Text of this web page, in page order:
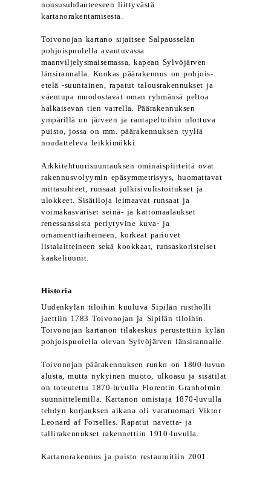
noususuhdanteeseen liittyvästä
kartanorakentamisesta.
Toivonojan kartano sijaitsee Salpausselän
pohjoispuolella avautuvassa
maanviljelysmaisemassa, kapean Sylvöjärven
länsirannalla. Kookas päärakennus on pohjois-
etelä -suuntainen, rapatut talousrakennukset ja
väentupa muodostavat oman ryhmänsä peltoa
halkaisevan tien varrella. Päärakennuksen
ympärillä on järveen ja rantapeltoihin ulottuva
puisto, jossa on mm. päärakennuksen tyyliä
noudatteleva leikkimökki.
Arkkitehtuurisuuntauksen ominaispiirteitä ovat
rakennusvolyymin epäsymmetrisyys, huomattavat
mittasuhteet, runsaat julkisivulistoitukset ja
ulokkeet. Sisätiloja leimaavat runsaat ja
voimakasväriset seinä- ja kattomaalaukset
renessanssista periytyvine kuva- ja
ornamenttiaiheineen, korkeat pariovet
listalaitteineen sekä kookkaat, runsaskoristeiset
kaakeliuunit.
Historia
Uudenkylän tiloihin kuuluva Sipilän rustholli
jaettiin 1783 Toivonojan ja Sipilän tiloihin.
Toivonojan kartanon tilakeskus perustettiin kylän
pohjoispuolella olevan Sylvöjärven länsirannalle.
Toivonojan päärakennuksen runko on 1800-luvun
alusta, mutta nykyinen muoto, ulkoasu ja sisätilat
on toteutettu 1870-luvulla Florentin Granholmin
suunnittelemilla. Kartanon omistaja 1870-luvulla
tehdyn korjauksen aikana oli varatuomari Viktor
Leonard af Forselles. Rapatut navetta- ja
tallirakennukset rakennettiin 1910-luvulla.
Kartanorakennus ja puisto restauroitiin 2001.